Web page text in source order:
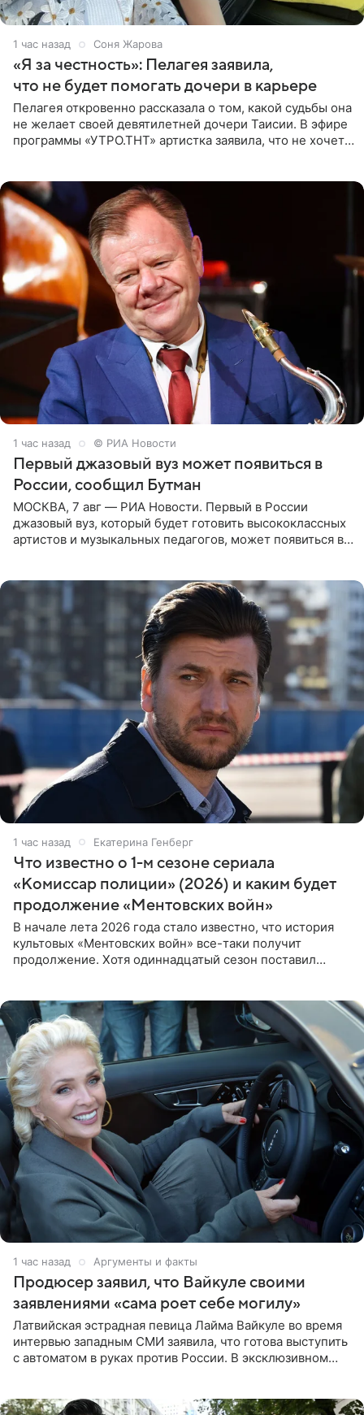
1 час назад Соня Жарова
«Я за честность»: Пелагея заявила,
что не будет помогать дочери в карьере
Пелагея откровенно рассказала о том, какой судьбы она
не желает своей девятилетней дочери Таисии. В эфире
программы «УТРО.ТНТ» артистка заявила, что не хочет
1 час назад © РИА Новости
Первый джазовый вуз может появиться в
России, сообщил Бутман
МОСКВА, 7 авг — РИА Новости. Первый в России
джазовый вуз, который будет готовить высококлассных
артистов и музыкальных педагогов, может появиться в
1 час назад Екатерина Генберг
Что известно о 1-м сезоне сериала
«Комиссар полиции» (2026) и каким будет
продолжение «Ментовских войн»
В начале лета 2026 года стало известно, что история
культовых «Ментовских войн» все-таки получит
продолжение. Хотя одиннадцатый сезон поставил
1 час назад Аргументы и факты
Продюсер заявил, что Вайкуле своими
заявлениями «сама роет себе могилу»
Латвийская эстрадная певица Лайма Вайкуле во время
интервью западным СМИ заявила, что готова выступить
с автоматом в руках против России. В эксклюзивном